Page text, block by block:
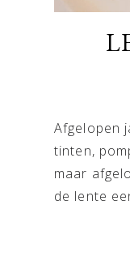
Afgelopen
tinten,
maar
de lente